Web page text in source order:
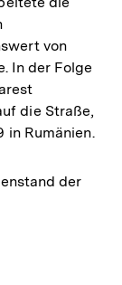
von
In der Folge
die Straße,
in Rumänien.
der